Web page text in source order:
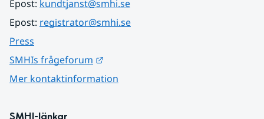
Epost: kundtjanst@smhi.se
Epost: registrator@smhi.se
Press
SMHIs frågeforum
Mer kontaktinformation